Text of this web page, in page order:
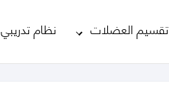
تقسيم العضلات نظام تدريبي